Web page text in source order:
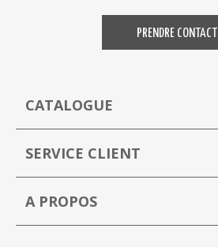
CATALOGUE
Boutique
SERVICE CLIENT
Mon compte
A PROPOS
PRENDRE CONTACT